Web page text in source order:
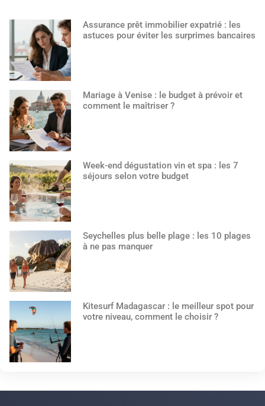
Assurance prêt immobilier expatrié : les
astuces pour éviter les surprimes bancaires
Mariage à Venise : le budget à prévoir et
comment le maîtriser ?
Week-end dégustation vin et spa : les 7
séjours selon votre budget
Seychelles plus belle plage : les 10 plages
à ne pas manquer
Kitesurf Madagascar : le meilleur spot pour
votre niveau, comment le choisir ?